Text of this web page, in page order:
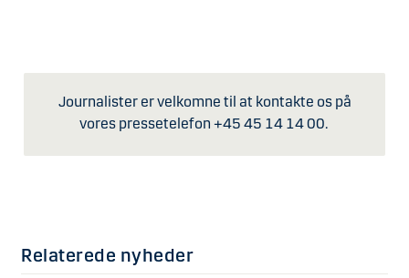
Journalister er velkomne til at kontakte os på
vores pressetelefon +45 45 14 14 00.
Relaterede nyheder